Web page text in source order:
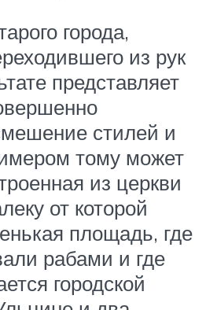
города,
из рук
представляет
стилей и
тому может
из церкви
от которой
площадь, где
рабами и где
городской